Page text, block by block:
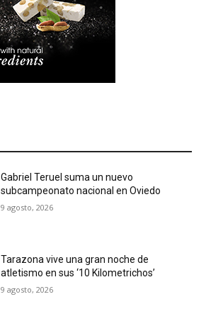
Gabriel Teruel suma un nuevo
subcampeonato nacional en Oviedo
9 agosto, 2026
Tarazona vive una gran noche de
atletismo en sus ‘10 Kilometrichos’
9 agosto, 2026